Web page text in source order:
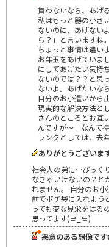
貰わないなら、あげ
私はもっと器の小さ
ないのに、あげない
ら？」と言いますね。
ちょっと事情は違い
お年玉をあげていま
にしてあげたい気持
ないのでは？？と思
ないよ。あげたいな
自分のお小遣いから
現実的な解決方法と
さんのところとお互
んですが～」なんて
ランクとしては、去
ありがとうございます
社会人の弟に…びっく
なきゃいけないの？と
れません。 自分のお
前でポチ袋に入れよう
っても変な見栄をはる
思ってます(∋_∈)
悪意のある想像です